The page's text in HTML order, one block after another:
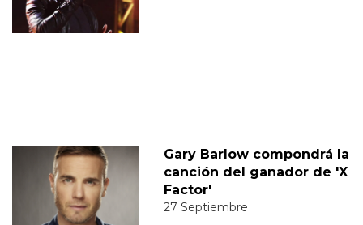
Gary Barlow compondrá la
canción del ganador de 'X
Factor'
27 Septiembre